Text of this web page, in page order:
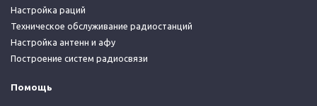
Настройка раций
Техническое обслуживание радиостанций
Настройка антенн и афу
Построение систем радиосвязи
Помощь